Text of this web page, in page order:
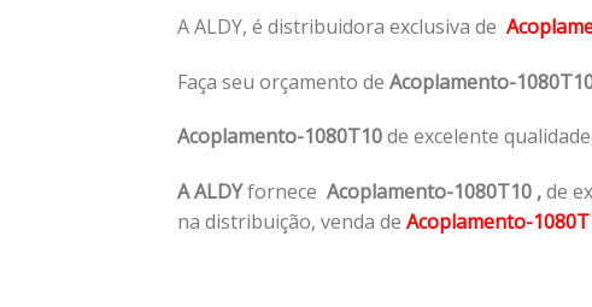
A ALDY, é distribuidora exclusiva de
Faça seu orçamento de Acoplamento-
Acoplamento-1080T10de excelente
A ALDYfornece Acoplamento-1080T10 ,de
na distribuição, venda de Acoplamento-